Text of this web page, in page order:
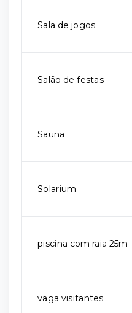
Sala de jogos
Salão de festas
Sauna
Solarium
piscina com raia 25m
vaga visitantes